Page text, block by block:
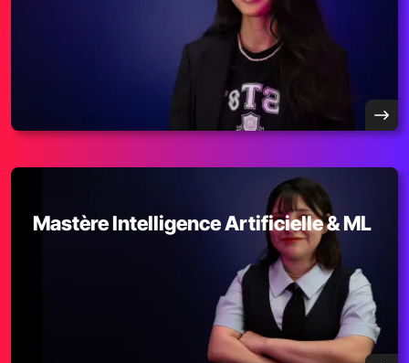
Mastère Intelligence Artificielle & ML